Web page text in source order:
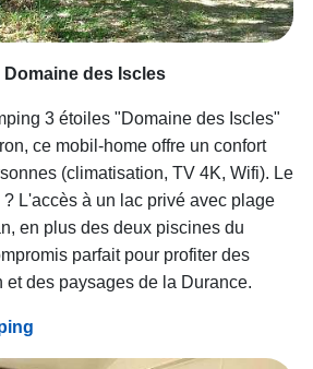
Domaine des Iscles
3 étoiles "Domaine des Iscles"
ce mobil-home offre un confort
(climatisation, TV 4K, Wifi). Le
L'accès à un lac privé avec plage
en plus des deux piscines du
parfait pour profiter des
et des paysages de la Durance.